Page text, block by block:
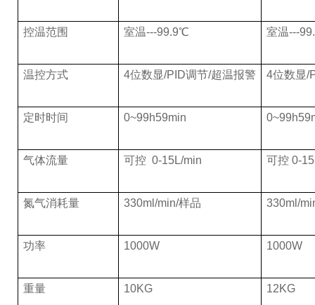
控温范围 室温---99.9℃ 室温---
温控方式 4位数显/PID调节/超温报警 4位数显/
定时时间 0~99h59min
气体流量 可控 0-15L/min 可控 0-
氮气消耗量 330ml/min/样品 330ml/
功率 1000W 1000W
重量 10KG 12KG